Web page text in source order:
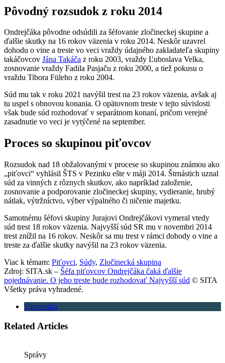
Pôvodný rozsudok z roku 2014
Ondrejčáka pôvodne odsúdili za šéfovanie zločineckej skupine a
ďalšie skutky na 16 rokov väzenia v roku 2014. Neskôr uzavrel
dohodu o vine a treste vo veci vraždy údajného zakladateľa skupiny
takáčovcov Jána Takáča z roku 2003, vraždy Ľuboslava Velka,
zosnovanie vraždy Fadila Pasjaču z roku 2000, a tiež pokusu o
vraždu Tibora Füleho z roku 2004.
Súd mu tak v roku 2021 navýšil trest na 23 rokov väzenia, avšak aj
tu uspel s obnovou konania. O opätovnom treste v tejto súvislosti
však bude súd rozhodovať v separátnom konaní, pričom verejné
zasadnutie vo veci je vytýčené na september.
Proces so skupinou piťovcov
Rozsudok nad 18 obžalovanými v procese so skupinou známou ako
„piťovci“ vyhlásil ŠTS v Pezinku ešte v máji 2014. Štrnástich uznal
súd za vinných z rôznych skutkov, ako napríklad založenie,
zosnovanie a podporovanie zločineckej skupiny, vydieranie, hrubý
nátlak, výtržníctvo, výber výpalného či ničenie majetku.
Samotnému šéfovi skupiny Jurajovi Ondrejčákovi vymeral vtedy
súd trest 18 rokov väzenia. Najvyšší súd SR mu v novembri 2014
trest znížil na 16 rokov. Neskôr sa mu trest v rámci dohody o vine a
treste za ďalšie skutky navýšil na 23 rokov väzenia.
Viac k témam: Piťovci, Súdy, Zločinecká skupina
Zdroj: SITA.sk – Šéfa piťovcov Ondrejčáka čaká ďalšie
pojednávanie. O jeho treste bude rozhodovať Najvyšší súd © SITA
Všetky práva vyhradené.
Slovensko
Related Articles
Správy